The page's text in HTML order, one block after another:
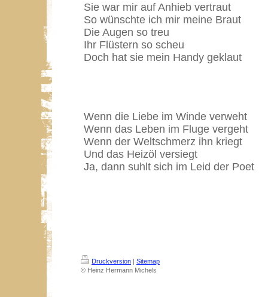
Sie war mir auf Anhieb vertraut
So wünschte ich mir meine Braut
Die Augen so treu
Ihr Flüstern so scheu
Doch hat sie mein Handy geklaut
Wenn die Liebe im Winde verweht
Wenn das Leben im Fluge vergeht
Wenn der Weltschmerz ihn kriegt
Und das Heizöl versiegt
Ja, dann suhlt sich im Leid der Poet
Druckversion | Sitemap
© Heinz Hermann Michels